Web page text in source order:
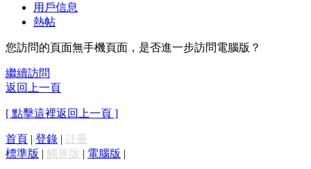
用戶信息
熱帖
您訪問的頁面無手機頁面，是否進一步訪問電腦版？
繼續訪問
返回上一頁
[ 點擊這裡返回上一頁 ]
首頁 | 登錄 | 註冊
標準版 | 觸屏版 | 電腦版 |